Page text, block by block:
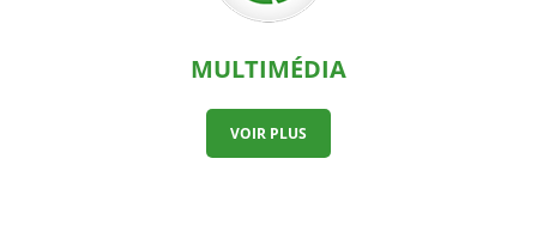
MULTIMÉDIA
VOIR PLUS